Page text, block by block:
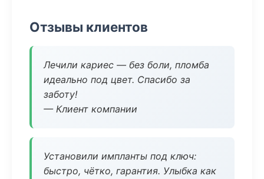
Отзывы клиентов
Лечили кариес — без боли, пломба
идеально под цвет. Спасибо за
заботу!
— Клиент компании
Установили импланты под ключ:
быстро, чётко, гарантия. Улыбка как